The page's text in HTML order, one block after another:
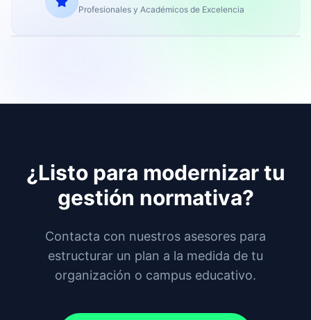
Profesionales y Académicos de Excelencia
¿Listo para modernizar tu
gestión normativa?
Contacta con nuestros asesores para
estructurar un plan a la medida de tu
organización o campus educativo.